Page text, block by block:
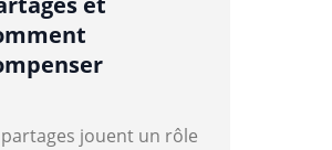
partages jouent un rôle